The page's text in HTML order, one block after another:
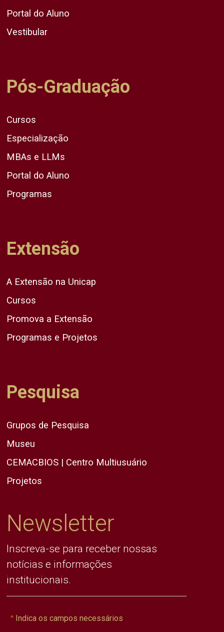
Portal do Aluno
Vestibular
Pós-Graduação
Cursos
Especialização
MBAs e LLMs
Portal do Aluno
Programas
Extensão
A Extensão na Unicap
Cursos
Promova a Extensão
Programas e Projetos
Pesquisa
Grupos de Pesquisa
Museu
CEMACBIOS | Centro Multiusuário
Projetos
Newsletter
Inscreva-se para receber nossas
notícias e informações
institucionais.
Indica os campos necessários